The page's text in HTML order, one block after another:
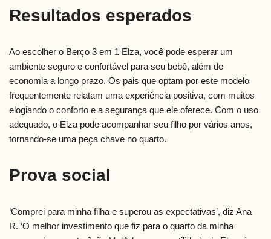
Resultados esperados
Ao escolher o Berço 3 em 1 Elza, você pode esperar um
ambiente seguro e confortável para seu bebê, além de
economia a longo prazo. Os pais que optam por este modelo
frequentemente relatam uma experiência positiva, com muitos
elogiando o conforto e a segurança que ele oferece. Com o uso
adequado, o Elza pode acompanhar seu filho por vários anos,
tornando-se uma peça chave no quarto.
Prova social
‘Comprei para minha filha e superou as expectativas’, diz Ana
R. ‘O melhor investimento que fiz para o quarto da minha